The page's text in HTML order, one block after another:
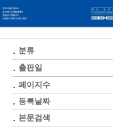
분류
출판일
페이지수
등록날짜
본문검색